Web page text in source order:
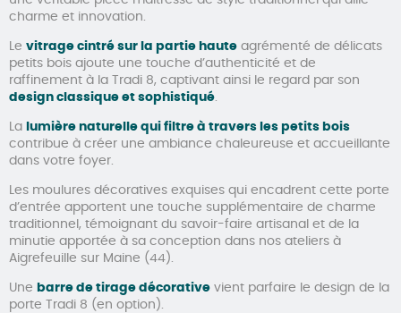
charme et innovation.
Le vitrage cintré sur la partie haute agrémenté de délicats
petits bois ajoute une touche d’authenticité et de
raffinement à la Tradi 8, captivant ainsi le regard par son
design classique et sophistiqué
La lumière naturelle qui filtre à travers les petits bois
contribue à créer une ambiance chaleureuse et accueillante
dans votre foyer.
Les moulures décoratives exquises qui encadrent cette porte
d’entrée apportent une touche supplémentaire de charme
traditionnel, témoignant du savoir-faire artisanal et de la
minutie apportée à sa conception dans nos ateliers à
Aigrefeuille sur Maine (44).
Une barre de tirage décorative vient parfaire le design de la
porte Tradi 8 (en option).